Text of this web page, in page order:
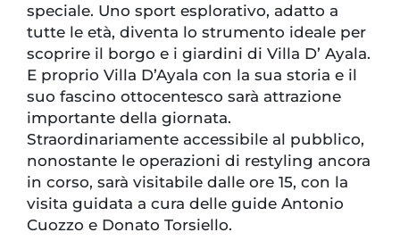
speciale. Uno sport esplorativo, adatto a
tutte le età, diventa lo strumento ideale per
scoprire il borgo e i giardini di Villa D’ Ayala.
E proprio Villa D’Ayala con la sua storia e il
suo fascino ottocentesco sarà attrazione
importante della giornata.
Straordinariamente accessibile al pubblico,
nonostante le operazioni di restyling ancora
in corso, sarà visitabile dalle ore 15, con la
visita guidata a cura delle guide Antonio
Cuozzo e Donato Torsiello.